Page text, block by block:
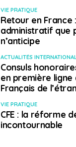
VIE PRATIQUE
Retour en France
administratif que
n’anticipe
ACTUALITÉS
Consuls
en première ligne
Français de
VIE PRATIQUE
CFE : la réforme
incontournable